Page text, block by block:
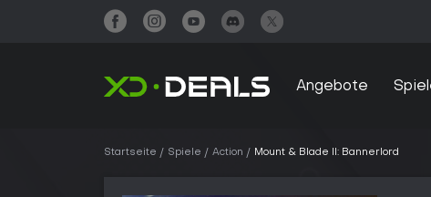
Angebote
Startseite Spiele Action Mount & Blade II: Bannerlord